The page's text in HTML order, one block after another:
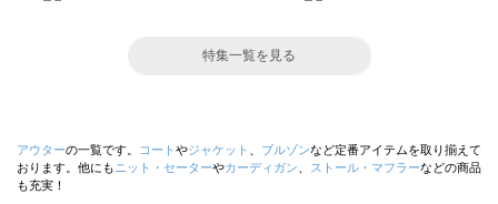
特集一覧を見る
アウターの一覧です。 コート やジャケット ブルゾンなど定番アイテムを取り揃えて
おります。他にも ニット・セーターやカーディガン ストール・マフラーなどの商品
も充実！